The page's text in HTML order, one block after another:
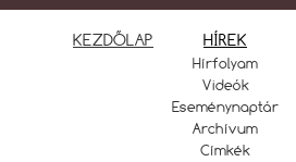
KEZDŐLAP HÍREK
Hírfolyam
Videók
Eseménynaptár
Archívum
Címkék